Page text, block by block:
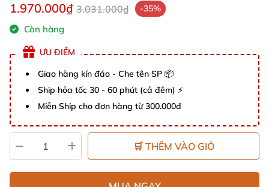
1.970.000₫ 3.031.000₫ -35%
Còn hàng
ƯU ĐIỂM
Giao hàng kín đáo - Che tên SP 📦
Ship hỏa tốc 30 - 60 phút (cả đêm) ⚡
Miễn Ship cho đơn hàng từ 300.000đ
🛒 THÊM VÀO GIỎ